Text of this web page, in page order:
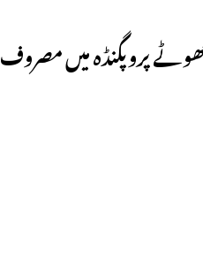
پروپگنڈہ میں مصروف